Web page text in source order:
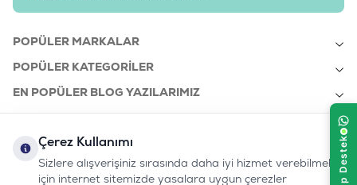
POPÜLER MARKALAR
POPÜLER KATEGORILER
EN POPÜLER BLOG YAZILARIMIZ
KURUMSAL
Çerez Kullanımı
Sizlere alışverişiniz sırasında daha iyi hizmet verebilmek
için internet sitemizde yasalara uygun çerezler